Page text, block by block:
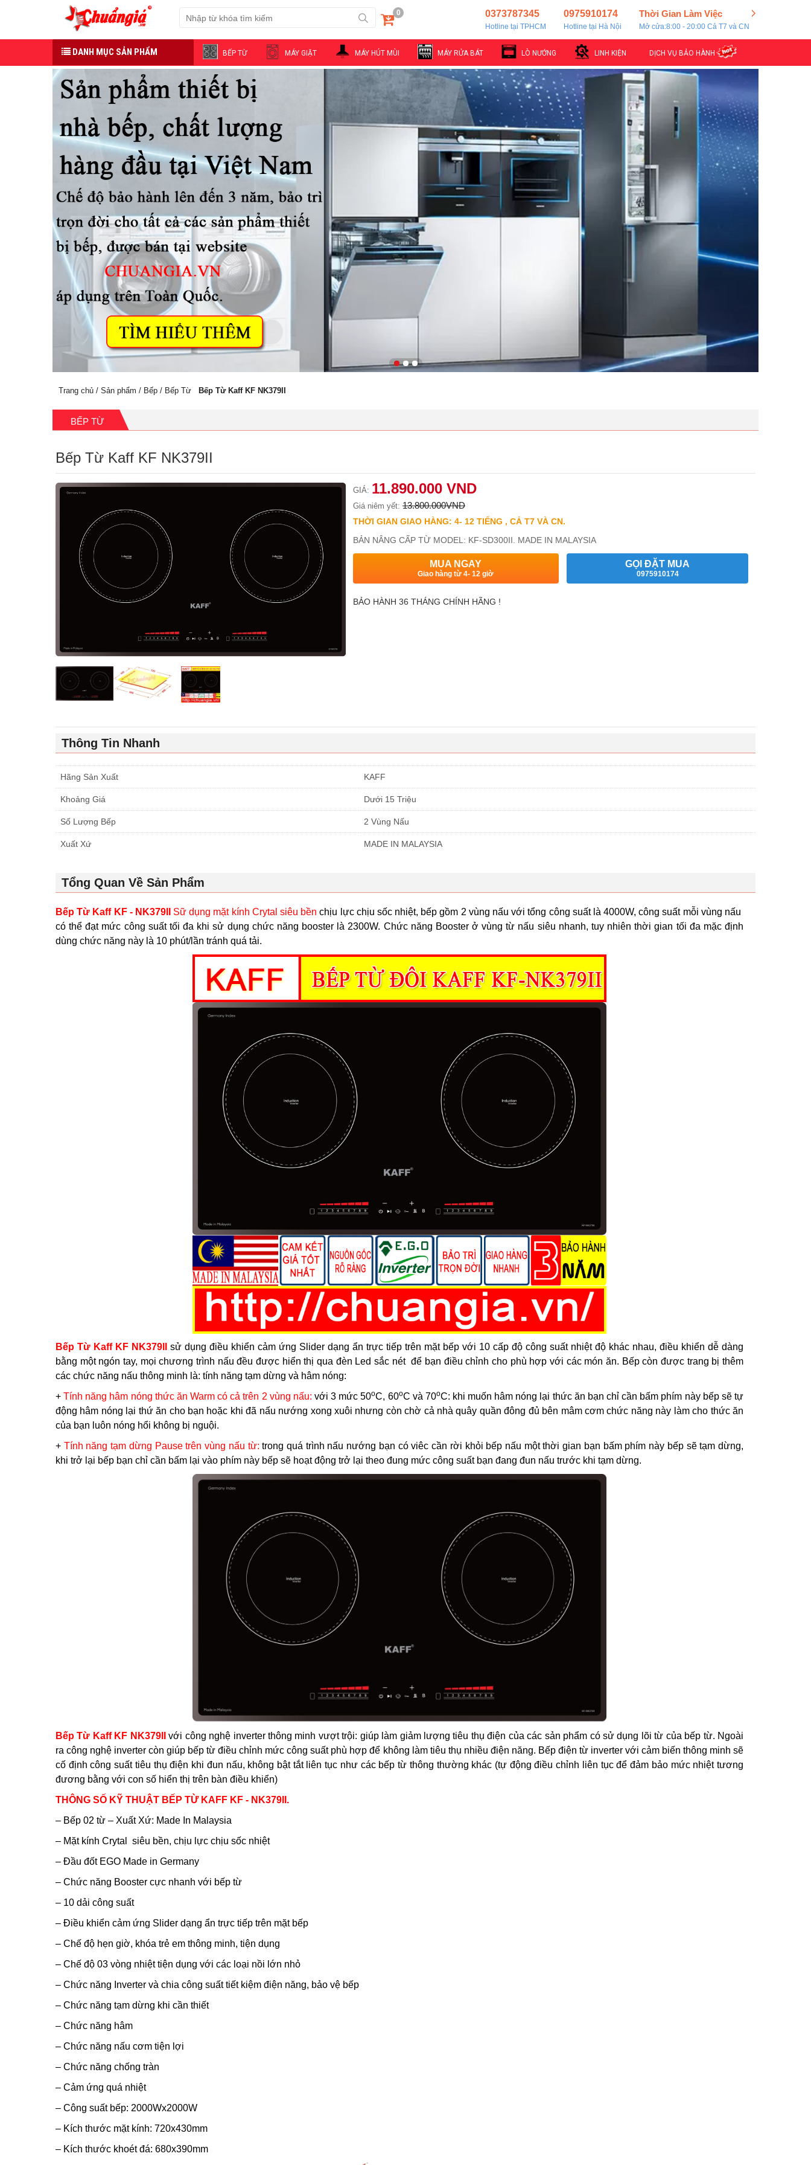
0 Thời Gian Làm Việc
Mở cửa:8:00 - 20:00 Cả T7 và CN
0975910174
Hotline tại Hà Nội
0373787345
Hotline tại TPHCM
DANH MỤC SẢN PHẨM BẾP TỪ MÁY GIẶT MÁY HÚT MÙI MÁY RỬA BÁT LÒ NƯỚNG LINH KIỆN DỊCH VỤ BẢO HÀNH
Trang chủ / Sản phẩm / Bếp / Bếp Từ Bếp Từ Kaff KF NK379II
BẾP TỪ
Bếp Từ Kaff KF NK379II
GIÁ: 11.890.000 VND
Giá niêm yết: 13.800.000VND
THỜI GIAN GIAO HÀNG: 4- 12 TIẾNG , CẢ T7 VÀ CN.
BẢN NÂNG CẤP TỪ MODEL: KF-SD300II. MADE IN MALAYSIA
MUA NGAY
Giao hàng từ 4- 12 giờ
GỌI ĐẶT MUA
0975910174
BẢO HÀNH 36 THÁNG CHÍNH HÃNG !
Thông Tin Nhanh
Hãng Sản Xuất KAFF
Khoảng Giá Dưới 15 Triệu
Số Lượng Bếp 2 Vùng Nấu
Xuất Xứ MADE IN MALAYSIA
Tổng Quan Về Sản Phẩm
Bếp Từ Kaff KF - NK379II Sữ dụng mặt kính Crytal siêu bền chịu lực chịu sốc nhiệt, bếp gồm 2 vùng nấu với tổng công suất là 4000W, công suất mỗi vùng nấu
có thể đạt mức công suất tối đa khi sử dụng chức năng booster là 2300W. Chức năng Booster ở vùng từ nấu siêu nhanh, tuy nhiên thời gian tối đa mặc định
dùng chức năng này là 10 phút/lần tránh quá tải.
Bếp Từ Kaff KF NK379II sử dụng điều khiển cảm ứng Slider dạng ẩn trực tiếp trên mặt bếp với 10 cấp độ công suất nhiệt độ khác nhau, điều khiển dễ dàng
bằng một ngón tay, mọi chương trình nấu đều được hiển thị qua đèn Led sắc nét để bạn điều chỉnh cho phù hợp với các món ăn. Bếp còn được trang bị thêm
các chức năng nấu thông minh là: tính năng tạm dừng và hâm nóng:
+Tính năng hâm nóng thức ăn Warm có cả trên 2 vùng nấu: với 3 mức 50oC, 60oC và 70oC: khi muốn hâm nóng lại thức ăn bạn chỉ cần bấm phím này bếp sẽ tự
động hâm nóng lại thứ ăn cho bạn hoặc khi đã nấu nướng xong xuôi nhưng còn chờ cả nhà quây quần đông đủ bên mâm cơm chức năng này làm cho thức ăn
của bạn luôn nóng hổi không bị nguội.
+ Tính năng tạm dừng Pause trên vùng nấu từ:trong quá trình nấu nướng bạn có viêc cần rời khỏi bếp nấu một thời gian bạn bấm phím này bếp sẽ tạm dừng,
khi trở lại bếp bạn chỉ cần bấm lại vào phím này bếp sẽ hoạt động trở lại theo đung mức công suất bạn đang đun nấu trước khi tạm dừng.
Bếp Từ Kaff KF NK379II
với công nghệ inverter thông minh vượt trội: giúp làm giảm lượng tiêu thụ điện của các sản phẩm có sử dụng lõi từ của bếp từ. Ngoài
ra công nghệ inverter còn giúp bếp từ điều chỉnh mức công suất phù hợp để không làm tiêu thụ nhiều điện năng. Bếp điện từ inverter với cảm biến thông minh sẽ
cố định công suất tiêu thụ điện khi đun nấu, không bật tắt liên tục như các bếp từ thông thường khác (tự động điều chỉnh liên tục để đảm bảo mức nhiệt tương
đương bằng với con số hiển thị trên bàn điều khiển)
THÔNG SỐ KỸ THUẬT BẾP TỪ KAFF KF - NK379II.
– Bếp 02 từ – Xuất Xứ: Made In Malaysia
– Mặt kính Crytal siêu bền, chịu lực chịu sốc nhiệt
– Đầu đốt EGO Made in Germany
– Chức năng Booster cực nhanh với bếp từ
– 10 dải công suất
– Điều khiển cảm ứng Slider dạng ẩn trực tiếp trên mặt bếp
– Chế độ hẹn giờ, khóa trẻ em thông minh, tiện dụng
– Chế độ 03 vòng nhiệt tiện dụng với các loại nồi lớn nhỏ
– Chức năng Inverter và chia công suất tiết kiệm điện năng, bảo vệ bếp
– Chức năng tạm dừng khi cần thiết
– Chức năng hâm
– Chức năng nấu cơm tiện lợi
– Chức năng chống tràn
– Cảm ứng quá nhiệt
– Công suất bếp: 2000Wx2000W
– Kích thước mặt kính: 720x430mm
– Kích thước khoét đá: 680x390mm